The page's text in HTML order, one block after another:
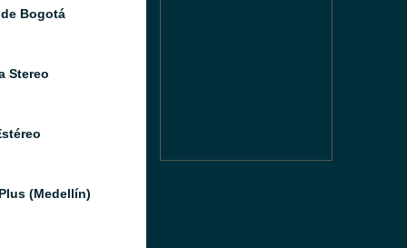
de Bogotá
Stereo
(Medellín)